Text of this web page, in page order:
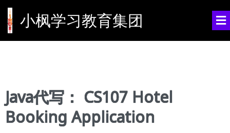
小枫学习教育集团
Java代写： CS107 Hotel
Booking Application